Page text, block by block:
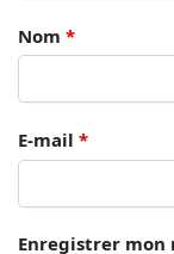
Nom *
E-mail *
Enregistrer mon